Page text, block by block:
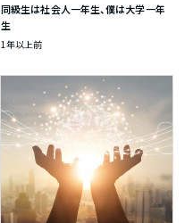
同級生は社会人一年生、僕は大学一年
生
1年以上前